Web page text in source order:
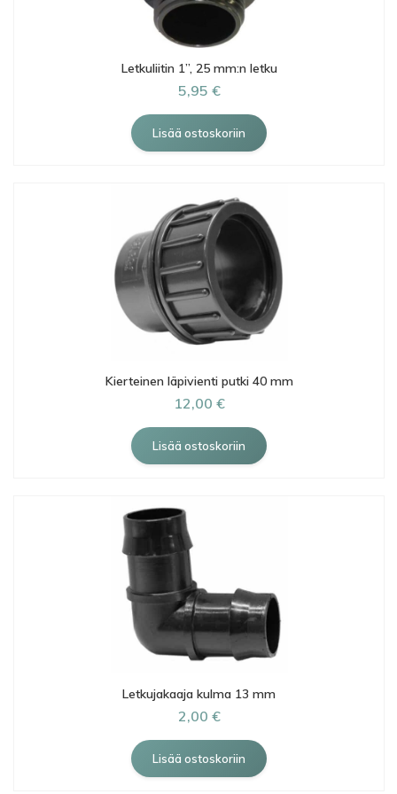
Letkuliitin 1”, 25 mm:n letku
5,95 €
Kierteinen läpivienti putki 40 mm
12,00 €
Letkujakaaja kulma 13 mm
2,00 €